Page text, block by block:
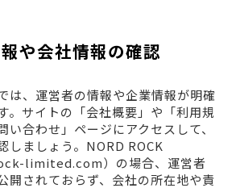
や会社情報の確認
は、運営者の情報や企業情報が明確
。サイトの「会社概要」や「利用規
い合わせ」ページにアクセスして、
しましょう。NORD ROCK
limited.com）の場合、運営者
開されておらず、会社の所在地や責